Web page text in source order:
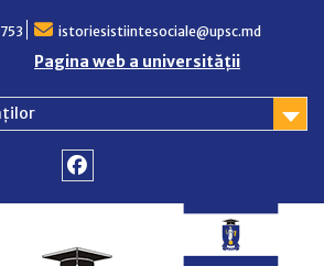
istoriesistiintesociale@upsc.md
Pagina web a universității